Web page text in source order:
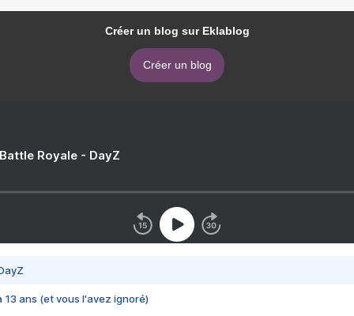
Créer un blog sur Eklablog
Créer un blog
Royale - DayZ
13 ans (et vous l'avez ignoré)